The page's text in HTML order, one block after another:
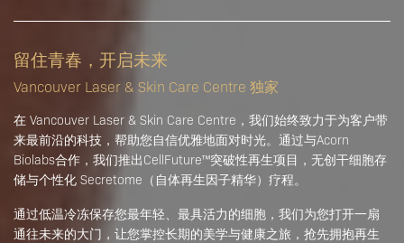
留住青春，开启未来
Vancouver Laser & Skin Care Centre 独家
在 Vancouver Laser & Skin Care Centre，我们始终致力于为客户带
来最前沿的科技，帮助您自信优雅地面对时光。通过与Acorn
Biolabs合作，我们推出CellFuture™突破性再生项目，无创干细胞存
储与个性化 Secretome（自体再生因子精华）疗程。
通过低温冷冻保存您最年轻、最具活力的细胞，我们为您打开一扇
通往未来的大门，让您掌控长期的美学与健康之旅，抢先拥抱再生